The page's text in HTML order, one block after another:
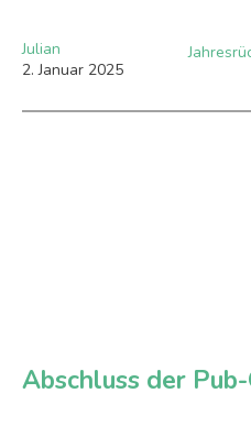
Julian
2. Januar 2025
Abschluss der